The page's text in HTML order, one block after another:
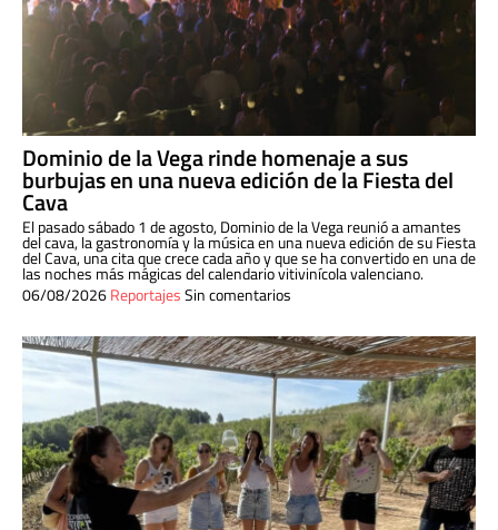
Dominio de la Vega rinde homenaje a sus
burbujas en una nueva edición de la Fiesta del
Cava
El pasado sábado 1 de agosto, Dominio de la Vega reunió a amantes
del cava, la gastronomía y la música en una nueva edición de su Fiesta
del Cava, una cita que crece cada año y que se ha convertido en una de
las noches más mágicas del calendario vitivinícola valenciano.
06/08/2026ReportajesSin comentarios